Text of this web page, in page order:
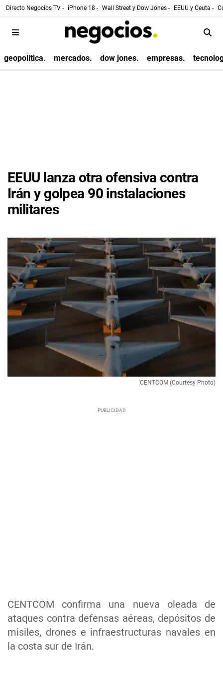
Directo Negocios TV - iPhone 18 - Wall Street y Dow Jones - EEUU y Ceuta -
geopolítica. mercados. dow jones. empresas.
EEUU lanza otra ofensiva contra
Irán y golpea 90 instalaciones
militares
CENTCOM confirma una nueva oleada de
ataques contra defensas aéreas, depósitos de
misiles, drones e infraestructuras navales en
la costa sur de Irán.
CENTCOM (Courtesy Photo)